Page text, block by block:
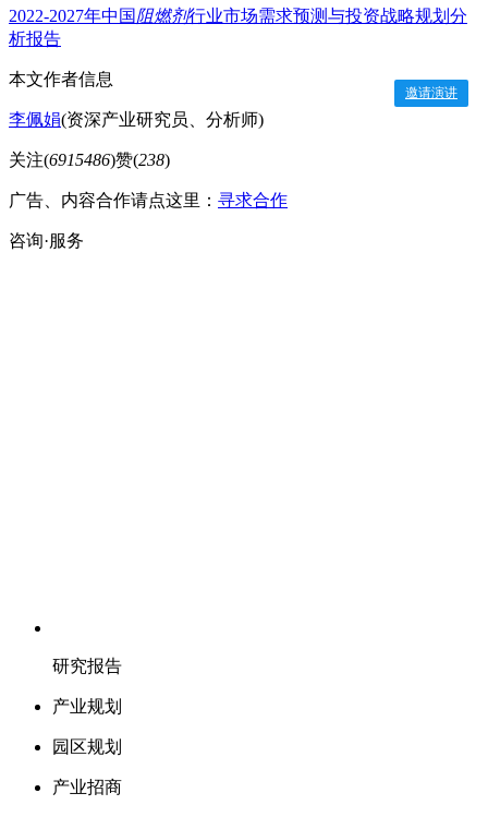
2022-2027年中国阻燃剂行业市场需求预测与投资战略规划分
析报告
本文作者信息
李佩娟(资深产业研究员、分析师)
关注(6915486)赞(238)
邀请演讲
广告、内容合作请点这里： 寻求合作
咨询·服务
研究报告
产业规划
园区规划
产业招商